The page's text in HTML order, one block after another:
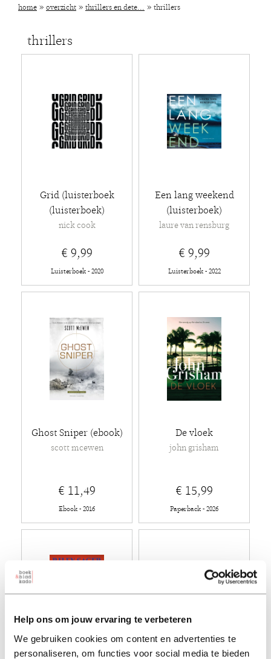
Help ons om jouw ervaring te verbeteren
We gebruiken cookies om content en advertenties te
personaliseren, om functies voor social media te bieden
home » overzicht » thrillers en dete... » thrillers
thrillers
Grid (luisterboek
(luisterboek)
nick cook
€ 9,99
Luisterboek - 2020
Een lang weekend
(luisterboek)
laure van rensburg
€ 9,99
Luisterboek - 2022
Ghost Sniper (ebook)
scott mcewen
€ 11,49
Ebook - 2016
De vloek
john grisham
€ 15,99
Paperback - 2026